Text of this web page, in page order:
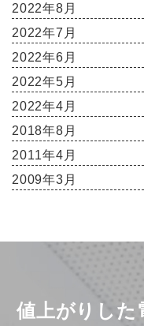
2022年8月
2022年7月
2022年6月
2022年5月
2022年4月
2018年8月
2011年4月
2009年3月
値上がりした